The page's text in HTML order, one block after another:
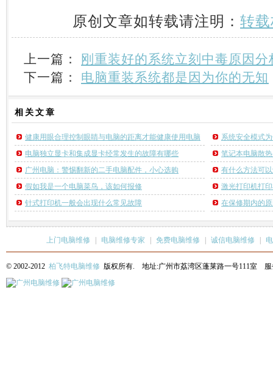
原创文章如转载请注明： 转
上一篇：
刚重装好的系统立刻中毒原因分
下一篇： 电脑重装系统都是因为你的无知
相关 文章
健康用眼合理控制眼睛与电脑的距离才能健康使用电脑
系统安全模式
电脑独立显卡和集成显卡经常发生的故障有哪些
笔记本电脑散
广州电脑：警惕翻新的二手电脑配件，小心选购
有什么方法可
假如我是一个电脑菜鸟，该如何报修
激光打印机打
针式打印机一般会出现什么常见故障
在保修期内的
上门电脑维修 电脑维修专家 免费电脑维修 诚信电脑维修
© 2002-2012 柏飞特电脑维修 版权所有. 地址:广州市荔湾区蓬莱路一号111室 服